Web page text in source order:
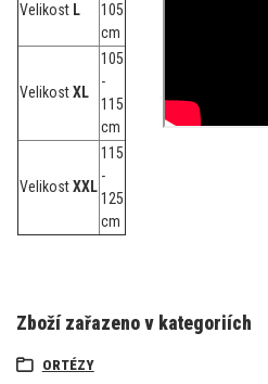
Velikost L
105
cm
VelikostXL
105
-
115
cm
VelikostXXL
115
-
125
cm
Zboží zařazeno v kategoriích
ORTÉZY